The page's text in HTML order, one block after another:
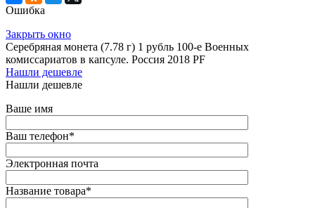
Ошибка
Закрыть окно
Серебряная монета (7.78 г) 1 рубль 100-е Военных
комиссариатов в капсуле. Россия 2018 PF
Нашли дешевле
Нашли дешевле
Ваше имя
Ваш телефон*
Электронная почта
Название товара*